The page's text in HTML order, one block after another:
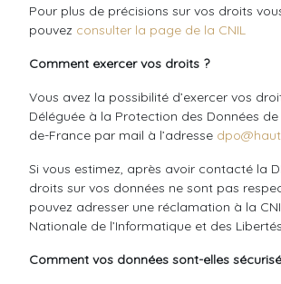
Pour plus de précisions sur vos droits
pouvez consulter la page de la CNIL
Comment exercer vos droits ?
Vous avez la possibilité d’exercer vos
Déléguée à la Protection des Données
de-France par mail à l’adresse
Si vous estimez, après avoir contacté la
droits sur vos données ne sont pas
pouvez adresser une réclamation à la
Nationale de l’Informatique et des
Comment vos données sont-elles